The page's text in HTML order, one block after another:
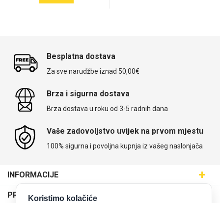
Besplatna dostava
Za sve narudžbe iznad 50,00€
Brza i sigurna dostava
Brza dostava u roku od 3-5 radnih dana
Vaše zadovoljstvo uvijek na prvom mjestu
100% sigurna i povoljna kupnja iz vašeg naslonjača
INFORMACIJE
SVIJET MASKICA d.o.o.
PRODAJNA MJESTA
Koristimo kolačiće